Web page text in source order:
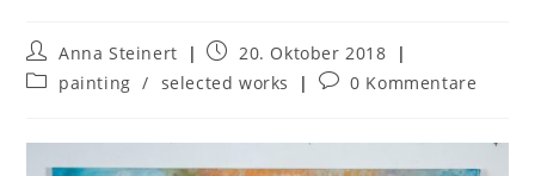
Anna Steinert
20. Oktober 2018
painting / selected works 0 Kommentare